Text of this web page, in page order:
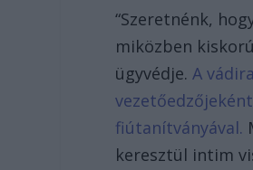
“Szeretnénk,
miközben
ügyvédje.A
fiútanítványával.
keresztül intim